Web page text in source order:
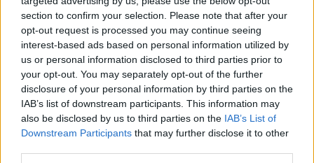
section to confirm your selection. Please note that after your
opt-out request is processed you may continue seeing
interest-based ads based on personal information utilized by
us or personal information disclosed to third parties prior to
your opt-out. You may separately opt-out of the further
disclosure of your personal information by third parties on the
IAB’s list of downstream participants. This information may
also be disclosed by us to third parties on the IAB’s List of
Downstream Participants that may further disclose it to other